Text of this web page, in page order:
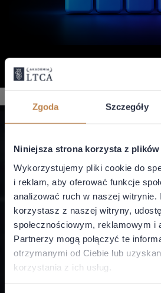
Zgoda Szczegóły
Niniejsza strona korzysta z
Wykorzystujemy pliki cookie do
i reklam, aby oferować funkcje
analizować ruch w naszej witrynie.
korzystasz z naszej witryny,
społecznościowym, reklamowym i
Partnerzy mogą połączyć te
otrzymanymi od Ciebie lub
korzystania z ich usług.
Akademia LTCA
LTCA II sp. z o.o.
ul. Miodowa 1
00-080 Warszawa
NIP: 5252696110
+48 22 173 7000
kontakt@akademialtca.pl